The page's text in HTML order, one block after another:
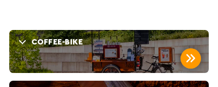
.
COFFEE-BIKE